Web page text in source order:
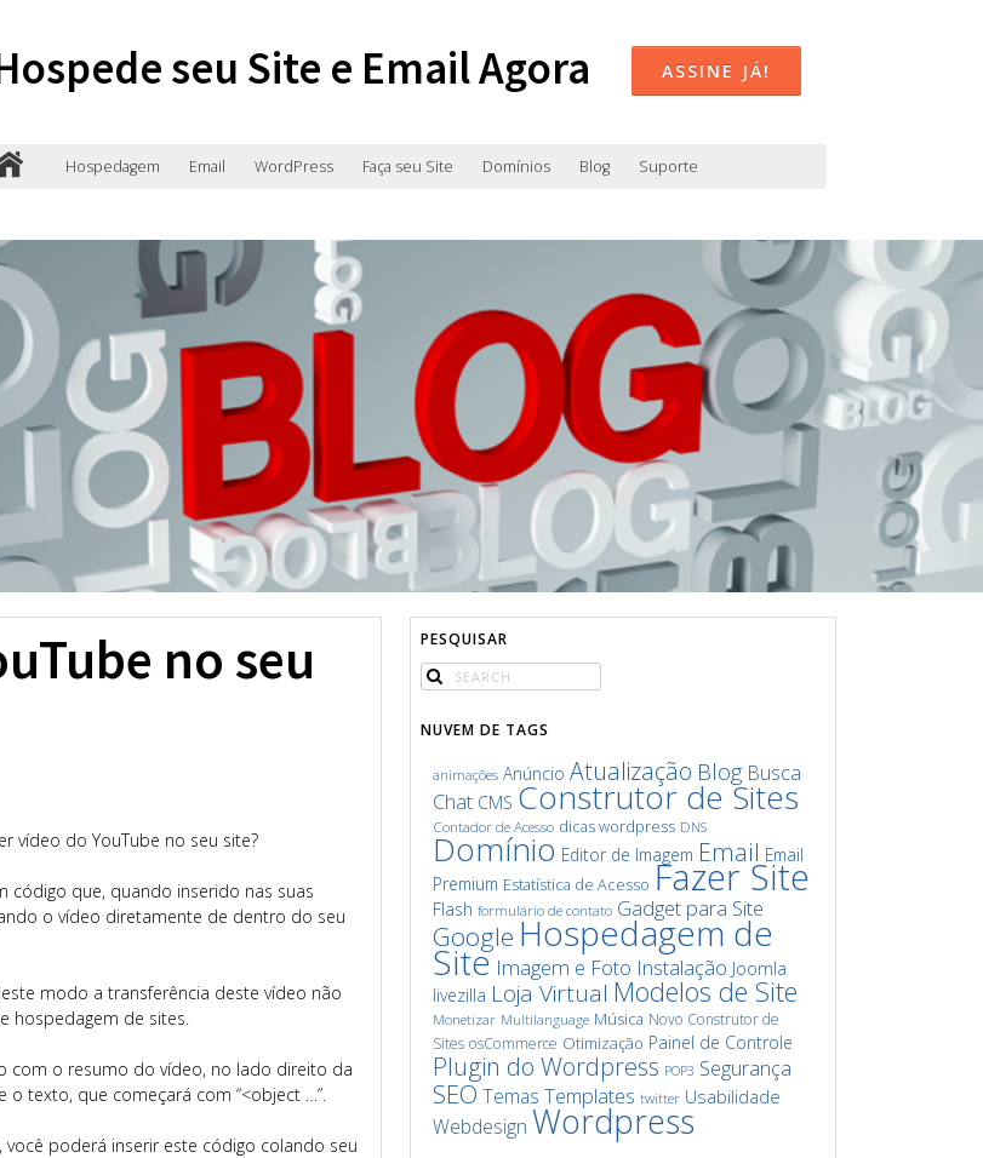
seu Site e Email Agora ASSINE JÁ!
Hospedagem Email WordPress Faça seu Site Domínios Blog Suporte
no seu
vídeo do YouTube no seu site?
código que, quando inserido nas suas
o vídeo diretamente de dentro do seu
modo a transferência deste vídeo não
hospedagem de sites.
com o resumo do vídeo, no lado direito da
o texto, que começará com “<object …”.
poderá inserir este código colando seu
PESQUISAR
NUVEM DE TAGS
animações Anúncio Atualização Blog Busca
Chat CMS Construtor de Sites
Contador de Acesso dicas wordpress DNS
Domínio Editor de Imagem Email Email
Premium Estatística de Acesso Fazer Site
Flash formulário de contato Gadget para Site
Google Hospedagem de
Site Imagem e Foto Instalação Joomla
livezilla Loja Virtual Modelos de Site
Monetizar Multilanguage Música Novo Construtor de
Sites osCommerce Otimização Painel de Controle
Plugin do Wordpress POP3 Segurança
SEO Temas Templates twitter Usabilidade
Webdesign Wordpress